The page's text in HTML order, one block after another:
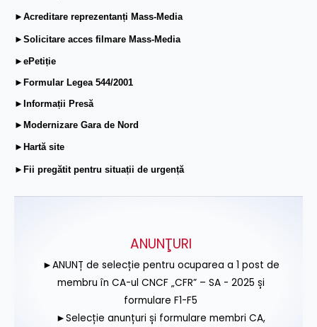
►Acreditare reprezentanți Mass-Media
►Solicitare acces filmare Mass-Media
►ePetiție
►Formular Legea 544/2001
►Informații Presă
►Modernizare Gara de Nord
►Hartă site
►Fii pregătit pentru situații de urgență
ANUNŢURI
►ANUNȚ de selecție pentru ocuparea a 1 post de
membru în CA-ul CNCF „CFR” – SA - 2025 și
formulare F1-F5
►Selecție anunțuri și formulare membri CA,